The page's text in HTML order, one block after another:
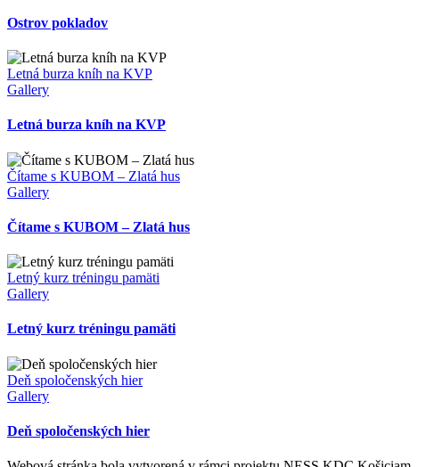
Ostrov pokladov
Letná burza kníh na KVP
Gallery
Letná burza kníh na KVP
Čítame s KUBOM – Zlatá hus
Gallery
Čítame s KUBOM – Zlatá hus
Letný kurz tréningu pamäti
Gallery
Letný kurz tréningu pamäti
Deň spoločenských hier
Gallery
Deň spoločenských hier